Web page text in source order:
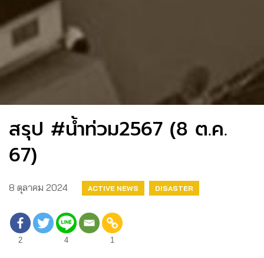
สรุป #น้ำท่วม2567 (8 ต.ค.
67)
8 ตุลาคม 2024 ACTIVE NEWS DISASTER
2 4 1